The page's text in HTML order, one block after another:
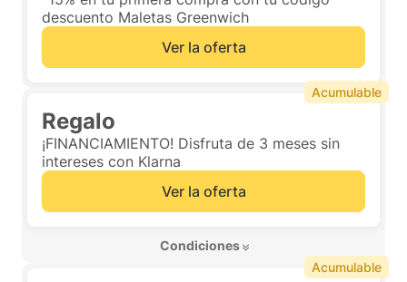
descuento Maletas Greenwich
Ver la oferta
Regalo
¡FINANCIAMIENTO! Disfruta de 3 meses sin
intereses con Klarna
Ver la oferta
Condiciones
Acumulable
Acumulable